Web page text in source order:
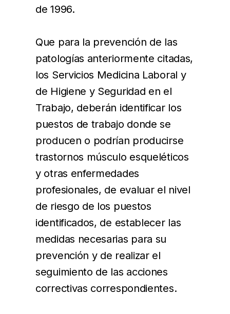
de 1996.
Que para la prevención de las
patologías anteriormente citadas,
los Servicios Medicina Laboral y
de Higiene y Seguridad en el
Trabajo, deberán identificar los
puestos de trabajo donde se
producen o podrían producirse
trastornos músculo esqueléticos
y otras enfermedades
profesionales, de evaluar el nivel
de riesgo de los puestos
identificados, de establecer las
medidas necesarias para su
prevención y de realizar el
seguimiento de las acciones
correctivas correspondientes.